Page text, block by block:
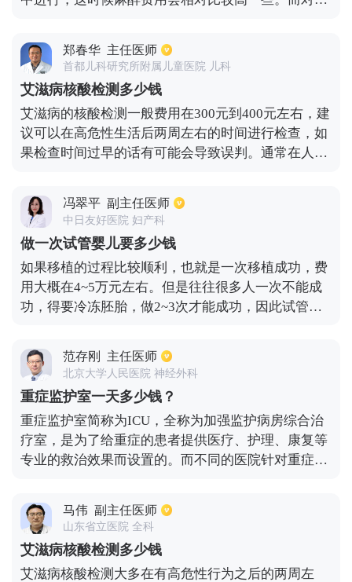
的环切手术。这种手术只是过程相对来说比较复杂一
些，需要把多余的包皮进行切除，然后再对创面进行
止血，缝合。伤口通常需要在一周左右的时候进行拆
线。手术之后需要吃一些消炎药，而在手术后第2天
的时候可以到医院换药。观察伤口的情况，看是否存
在有渗血、皮下血肿、阴茎水肿等情况。多数患者在
术后三天左右就可以自己在家进行护理，术后7天拆
郑春华 主任医师
首都儿科研究所附属儿童医院 儿科
艾滋病核酸检测多少钱
艾滋病的核酸检测一般费用在300元到400元左右，建
议可以在高危性生活后两周左右的时间进行检查，如
果检查时间过早的话有可能会导致误判。通常在人体
毒，在此后的一段时间病毒量会随着时间的推移而发
生大量的增长，在两周左右的时间后就会达到高峰，
因此在两周左右进行检查是比较准确的。此外艾滋病
大多是通过性传播进行传播的，此外也存在母婴传播
以及血液传播，建议在平时的生活中应注意保持个人
卫生。
冯翠平 副主任医师
中日友好医院 妇产科
做一次试管婴儿要多少钱
如果移植的过程比较顺利，也就是一次移植成功，费
用大概在4~5万元左右。但是往往很多人一次不能成
功，得要冷冻胚胎，做2~3次才能成功，因此试管婴
性的项目，对做试管的夫妻有补助的，如果接受补
助，试管婴儿的费用也要在3万多左右。
范存刚 主任医师
北京大学人民医院 神经外科
重症监护室一天多少钱？
重症监护室简称为ICU，全称为加强监护病房综合治
疗室，是为了给重症的患者提供医疗、护理、康复等
专业的救治效果而设置的。而不同的医院针对重症监
仪器比较先进，费用相对就比较高，一些患者可能因
为选择药物不同，费用标准也是不同的。一般来说，
入住重症监护室的病人费用很高，除了仪器设备比较
先进外，24小时内都配备专家医生，一旦有特殊情
况，医生会立即到床边进行抢救。具体治疗费用一般
马伟 副主任医师
山东省立医院 全科
艾滋病核酸检测多少钱
艾滋病核酸检测大多在有高危性行为之后的两周左